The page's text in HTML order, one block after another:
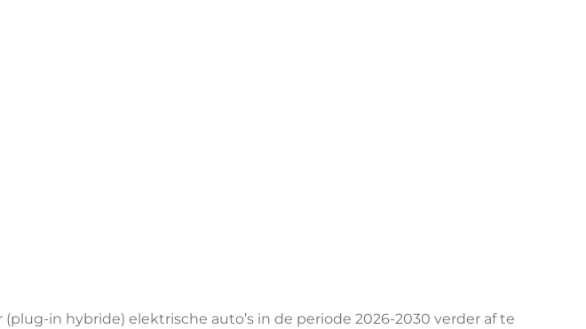
in hybride) elektrische auto’s in de periode 2026-2030 verder af te